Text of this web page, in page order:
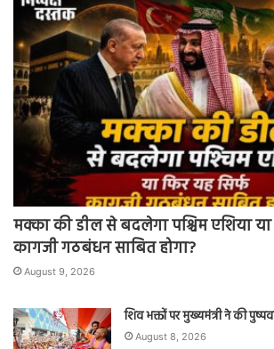
मक्का की डील से बदलेगा पश्चिम एशिया
कागजी गठबंधन साबित होगा?
August 9, 2026
शिव भक्तों पर मुख्यमंत्री ने की
August 8, 2026